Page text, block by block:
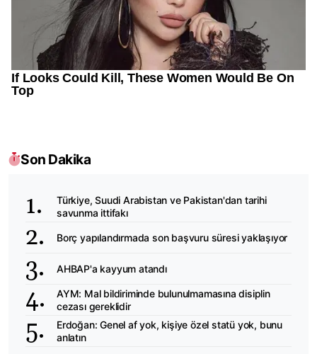
Son Dakika
Türkiye, Suudi Arabistan ve Pakistan'dan tarihi
savunma ittifakı
Borç yapılandırmada son başvuru süresi yaklaşıyor
AHBAP'a kayyum atandı
AYM: Mal bildiriminde bulunulmamasına disiplin
cezası gereklidir
Erdoğan: Genel af yok, kişiye özel statü yok, bunu
anlatın